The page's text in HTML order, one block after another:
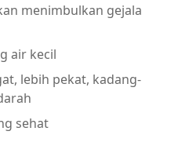
menimbulkan gejala
air kecil
lebih pekat, kadang-
sehat